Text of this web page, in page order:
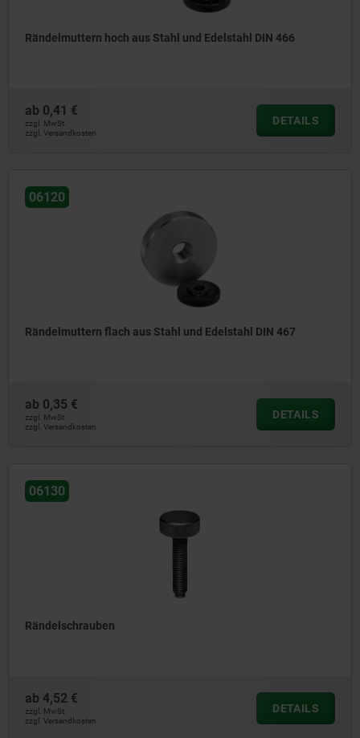
Rändelmuttern hoch aus Stahl und Edelstahl DIN 466
ab 0,41 €
zzgl. MwSt.
zzgl. Versandkosten
DETAILS
06120
Rändelmuttern flach aus Stahl und Edelstahl DIN 467
ab 0,35 €
zzgl. MwSt.
zzgl. Versandkosten
DETAILS
06130
Rändelschrauben
ab 4,52 €
zzgl. MwSt.
zzgl. Versandkosten
DETAILS